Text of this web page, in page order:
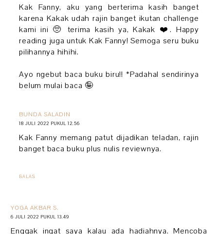
Kak Fanny, aku yang berterima kasih banget
karena Kakak udah rajin banget ikutan challenge
kami ini 🥺 terima kasih ya, Kakak ❤️. Happy
reading juga untuk Kak Fanny! Semoga seru buku
pilihannya hihihi.
Ayo ngebut baca buku biru!! *Padahal sendirinya
belum mulai baca 🤪
BUNDA SALADIN
18 JULI 2022 PUKUL 12.56
Kak Fanny memang patut dijadikan teladan, rajin
banget baca buku plus nulis reviewnya.
BALAS
YOGA AKBAR S.
6 JULI 2022 PUKUL 13.49
Enggak ingat saya kalau ada hadiahnya. Mencoba